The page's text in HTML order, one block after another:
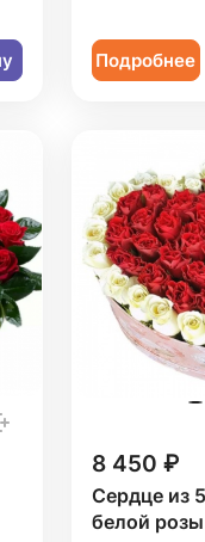
Подробнее
8 450 ₽
Сердце из
белой